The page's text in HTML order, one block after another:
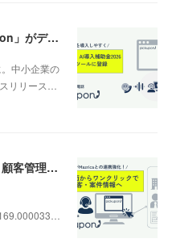
AI電話の導入を後押し。「pickupon」がデジタル化・AI導入補助金2026（旧IT導入補助金）の対象ツールとして登録
中小企業の
リリース…
AIクラウドIP電話「pickupon」、顧客管理システム「Mazrica」上の顧客や案件の詳細情報へワンクリックで遷移できる新機能を追加